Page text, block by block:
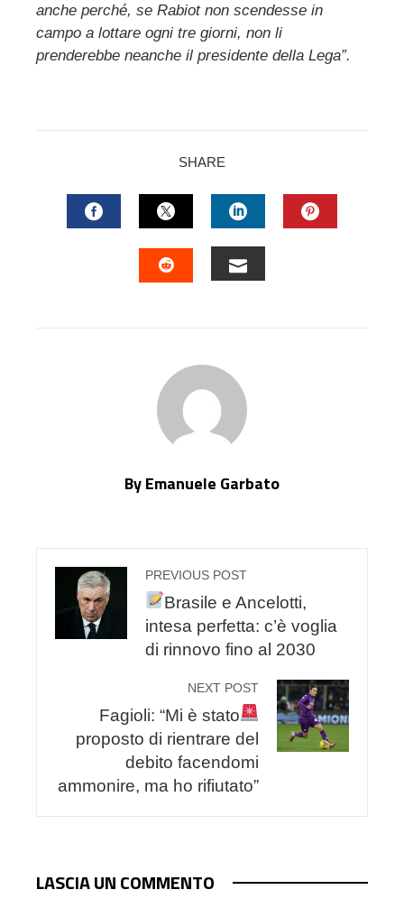
anche perché, se Rabiot non scendesse in
campo a lottare ogni tre giorni, non li
prenderebbe neanche il presidente della Lega”.
SHARE
FACEBOOKTWITTERLINKEDIN
By Emanuele Garbato
PREVIOUS POST
Brasile e Ancelotti,
intesa perfetta: c’è voglia
di rinnovo fino al 2030
NEXT POST
Fagioli: “Mi è stato
proposto di rientrare del
debito facendomi
ammonire, ma ho rifiutato”
LASCIA UN COMMENTO